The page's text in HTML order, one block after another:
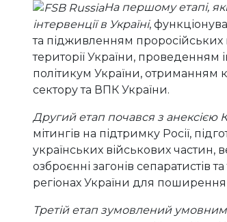
На першому етапі,
інтервенції в Україні,
та підживленням проросійських
території України,
політикум України, отриманням
сектору та ВПК України.
Другий етап почався з анексією
мітингів на підтримку Росії,
українських військових частин,
озброєнні загонів сепаратистів
регіонах України для поширення
Третій етап зумовлений